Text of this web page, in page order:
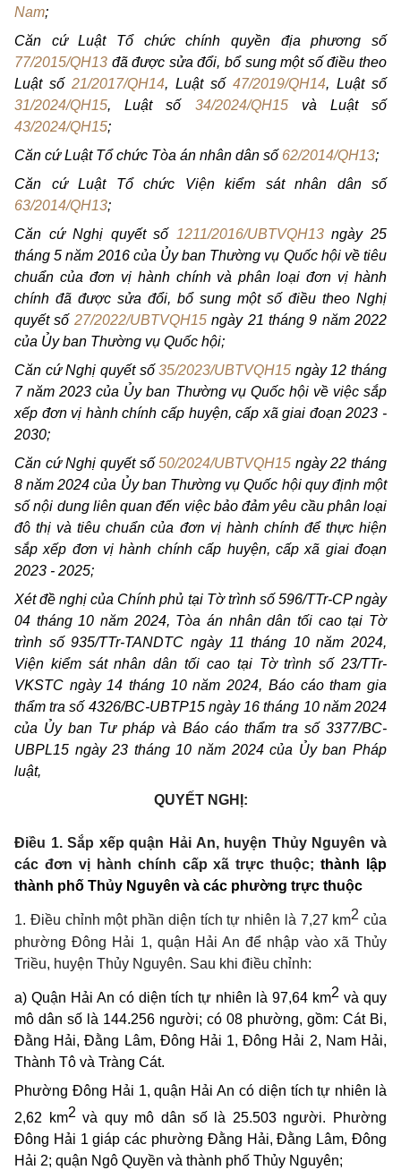
Nam;
Căn cứ Luật Tổ chức chính quyền địa phương số
77/2015/QH13 đã được sửa đổi, bổ sung một số điều theo
Luật số 21/2017/QH14, Luật số 47/2019/QH14, Luật số
31/2024/QH15, Luật số 34/2024/QH15và Luật số
43/2024/QH15;
Căn cứ Luật Tổ chức Tòa án nhân dân số 62/2014/QH13;
Căn cứ Luật Tổ chức Viện kiểm sát nhân dân số
63/2014/QH13;
Căn cứ Nghị quyết số 1211/2016/UBTVQH13ngày 25
tháng 5 năm 2016 của Ủy ban Thường vụ Quốc hội về tiêu
chuẩn của đơn vị hành chính và phân loại đơn vị hành
chính đã được sửa đổi, bổ sung một số điều theo Nghị
quyết số 27/2022/UBTVQH15ngày 21 tháng 9 năm 2022
của Ủy ban Thường vụ Quốc hội;
Căn cứ Nghị quyết số35/2023/UBTVQH15 ngày 12 tháng
7 năm 2023 của Ủy ban Thường vụ Quốc hội về việc sắp
xếp đơn vị hành chính cấp huyện, cấp xã giai đoạn 2023 -
2030;
Căn cứ Nghị quyết số50/2024/UBTVQH15 ngày 22 tháng
8 năm 2024 của Ủy ban Thường vụ Quốc hội quy định một
số nội dung liên quan đến việc bảo đảm yêu cầu phân loại
đô thị và tiêu chuẩn của đơn vị hành chính để thực hiện
sắp xếp đơn vị hành chính cấp huyện, cấp xã giai đoạn
2023 - 2025;
Xét đề nghị của Chính phủ tại Tờ trình số 596/TTr-CP ngày
04 tháng 10 năm 2024, Tòa án nhân dân tối cao tại Tờ
trình số 935/TTr-TANDTC ngày 11 tháng 10 năm 2024,
Viện kiểm sát nhân dân tối cao tại Tờ trình số 23/TTr-
VKSTC ngày 14 tháng 10 năm 2024, Báo cáo tham gia
thẩm tra số 4326/BC-UBTP15 ngày 16tháng 10 năm 2024
của Ủy ban Tư pháp và Báo cáo thẩm tra số 3377/BC-
UBPL15 ngày 23 tháng 10 năm 2024 của Ủy ban Pháp
luật,
QUYẾT NGHỊ:
Điều 1.Sắp xếp quận Hải An, huyện Thủy Nguyên và
các đơn vị hành chính cấp xã trực thuộc;thành lập
thành phố Thủy Nguyên và các phường trực thuộc
1. Điều chỉnh một phần diện tích tự nhiên là 7,27 km2 của
phường Đông Hải 1, quận Hải An để nhập vào xã Thủy
Triều, huyện Thủy Nguyên. Sau khi điều chỉnh:
a) Quận Hải An có diện tích tự nhiên là 97,64 km2 và quy
mô dân số là 144.256 người; có 08 phường, gồm: Cát Bi,
Đằng Hải, Đằng Lâm, Đông Hải 1, Đông Hải 2, Nam Hải,
Thành Tô và Tràng Cát.
Phường Đông Hải 1, quận Hải An có diện tích tự nhiên là
2,62 km2và quy mô dân số là 25.503 người. Phường
Đông Hải 1 giáp các phường Đằng Hải, Đằng Lâm, Đông
Hải 2; quận Ngô Quyền và thành phố Thủy Nguyên;